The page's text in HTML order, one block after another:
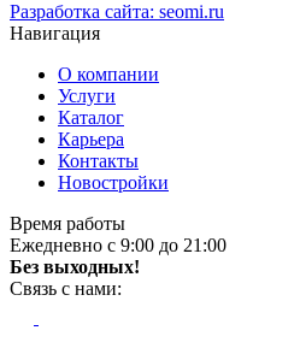
Разработка сайта: seomi.ru
Навигация
О компании
Услуги
Каталог
Карьера
Контакты
Новостройки
Время работы
Ежедневно с 9:00 до 21:00
Без выходных!
Связь с нами: